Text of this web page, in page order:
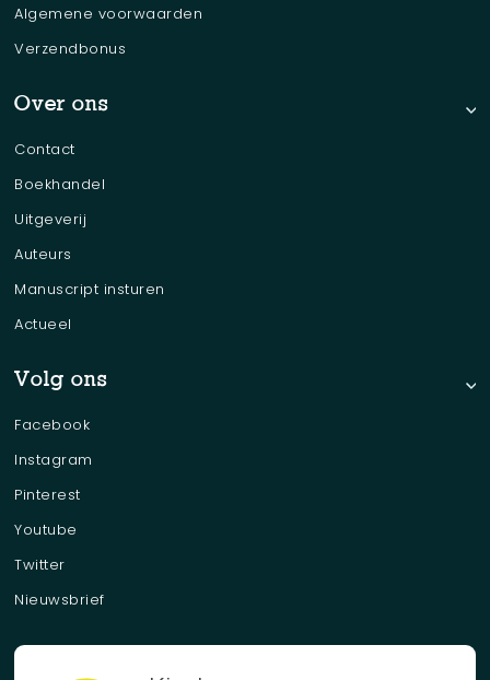
Algemene voorwaarden
Verzendbonus
Over ons
Contact
Boekhandel
Uitgeverij
Auteurs
Manuscript insturen
Actueel
Volg ons
Facebook
Instagram
Pinterest
Youtube
Twitter
Nieuwsbrief